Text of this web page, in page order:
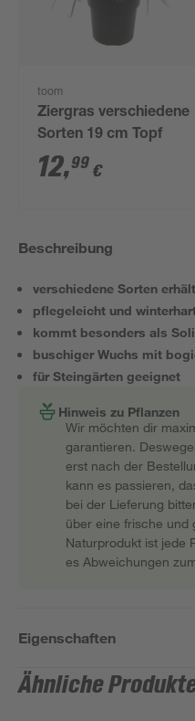
toom
Ziergras verschiedene
Sorten 19 cm Topf
12,99 €
Beschreibung
verschiedene Sorten
pflegeleicht und
kommt besonders als
buschiger Wuchs mit
für Steingärten geeignet
Hinweis zu Pflanzen
Wir möchten dir
garantieren.
erst nach der
kann es passieren,
bei der Lieferung
über eine frische und
Naturprodukt ist jede
es Abweichungen
Eigenschaften
Ähnliche